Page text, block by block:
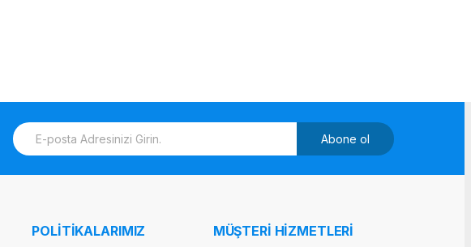
E
m
i
Abone ol
POLİTİKALARIMIZ MÜŞTERİ HİZMETLERİ